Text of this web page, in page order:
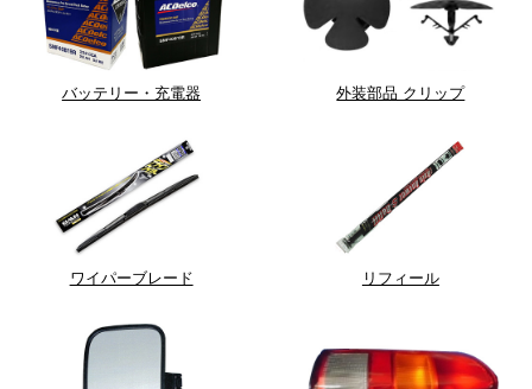
バッテリー・充電器 外装部品 クリップ
ワイパーブレード リフィール